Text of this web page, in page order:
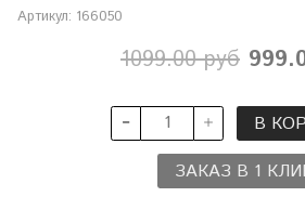
Артикул: 166050
1099.00 руб
В
ЗАКАЗ В 1